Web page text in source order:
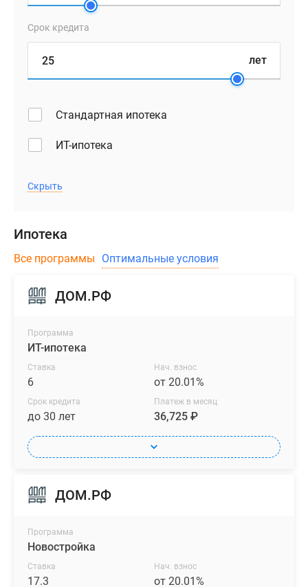
Срок кредита
лет
Стандартная ипотека
ИТ-ипотека
Скрыть
Ипотека
Все программы Оптимальные условия
ДОМ.РФ
Программа
ИТ-ипотека
Ставка
6
Нач. взнос
от 20.01%
Срок кредита
до 30 лет
Платеж в месяц
36,725 ₽
ДОМ.РФ
Программа
Новостройка
Ставка
17.3
Нач. взнос
от 20.01%